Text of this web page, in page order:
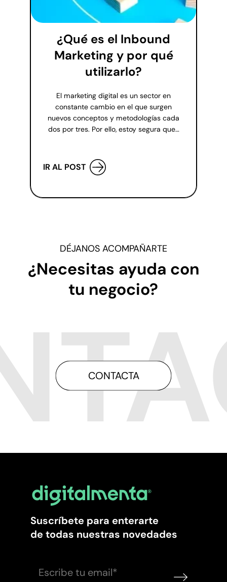
¿Qué es el Inbound
Marketing y por qué
utilizarlo?
El marketing digital es un sector en
constante cambio en el que surgen
nuevos conceptos y metodologías cada
dos por tres. Por ello, estoy segura que…
IR AL POST
DÉJANOS ACOMPAÑARTE
¿Necesitas ayuda con
tu negocio?
CONTACTA
Suscríbete para enterarte
de todas nuestras novedades